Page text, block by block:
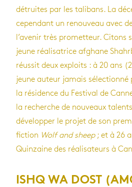
détruites par les talibans. La
cependant un renouveau avec
l’avenir très prometteur. Citons
jeune réalisatrice afghane
réussit deux exploits : à 20 ans
jeune auteur jamais sélectionné
la résidence du Festival de
la recherche de nouveaux
développer le projet de son
fiction Wolf and sheep ; et à 26
Quinzaine des réalisateurs à
ISHQ WA DOST